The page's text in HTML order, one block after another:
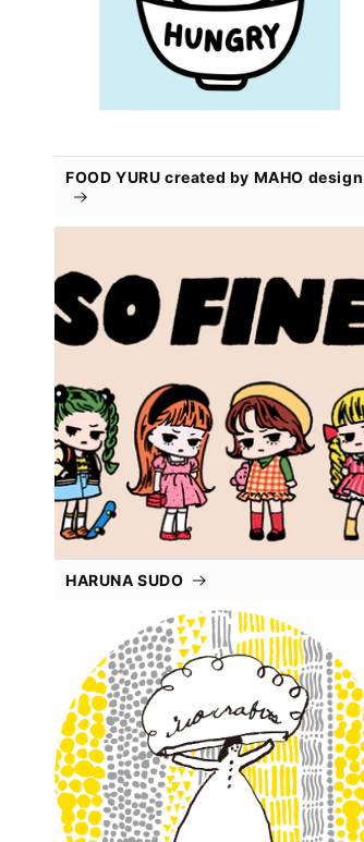
FOOD YURU created by MAHO design
HARUNA SUDO